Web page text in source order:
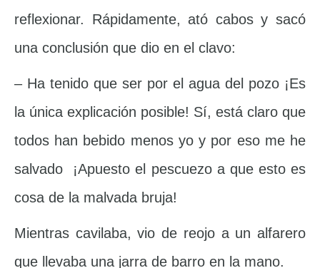
reflexionar. Rápidamente, ató cabos y sacó
una conclusión que dio en el clavo:
– Ha tenido que ser por el agua del pozo ¡Es
la única explicación posible! Sí, está claro que
todos han bebido menos yo y por eso me he
salvado ¡Apuesto el pescuezo a que esto es
cosa de la malvada bruja!
Mientras cavilaba, vio de reojo a un alfarero
que llevaba una jarra de barro en la mano.